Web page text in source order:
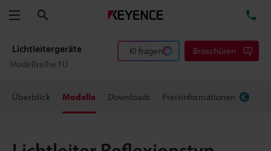
Menü
Lichtleitergeräte
Modellreihe FU
KI fragen Broschüren
Überblick Modelle Downloads Preisinformationen